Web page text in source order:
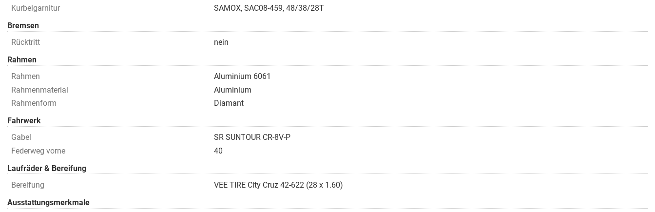
Kurbelgarnitur
SAMOX, SAC08-459, 48/38/28T
Bremsen
Rücktritt
nein
Rahmen
Rahmen
Aluminium 6061
Rahmenmaterial
Aluminium
Rahmenform
Diamant
Fahrwerk
Gabel
SR SUNTOUR CR-8V-P
Federweg vorne
40
Laufräder & Bereifung
Bereifung
VEE TIRE City Cruz 42-622 (28 x 1.60)
Ausstattungsmerkmale